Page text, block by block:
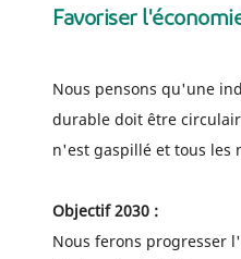
Favoriser
Nous pensons qu'une
durable doit être
n'est gaspillé et tous les
Objectif 2030 :
Nous ferons progresser